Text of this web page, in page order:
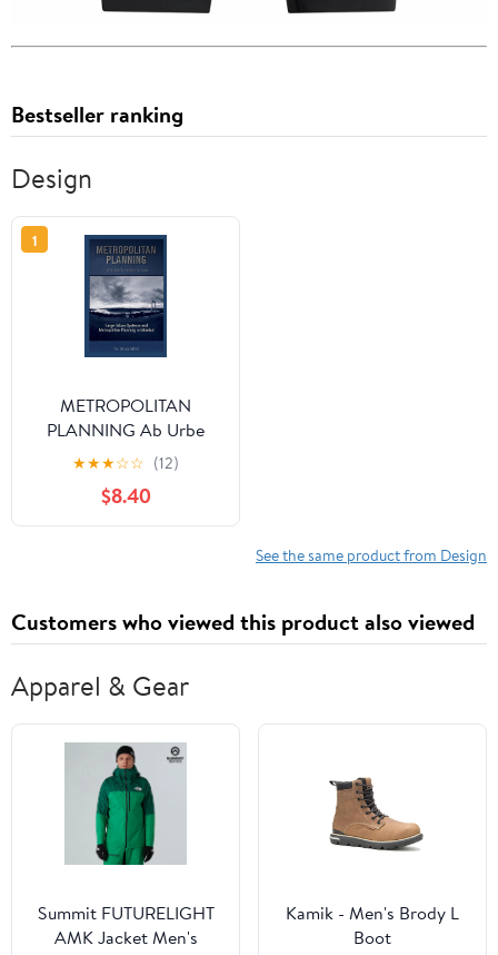
Bestseller ranking
Design
1
METROPOLITAN
PLANNING Ab Urbe
Condita in Situ: Large
Urban Systems and
Metropolitan Planning
in Istanbul
★★★☆☆ (12)
$8.40
See the same product from Design
Customers who viewed this product also viewed
Apparel & Gear
Summit FUTURELIGHT
AMK Jacket Men's
Kamik - Men's Brody L
Boot